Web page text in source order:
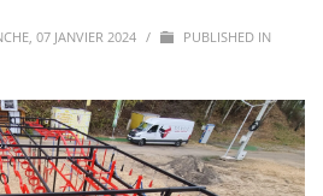
07 JANVIER 2024 /
PUBLISHED IN